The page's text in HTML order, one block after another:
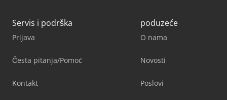
Servis i podrška
Prijava
Česta pitanja/Pomoć
Kontakt
poduzeće
O nama
Novosti
Poslovi